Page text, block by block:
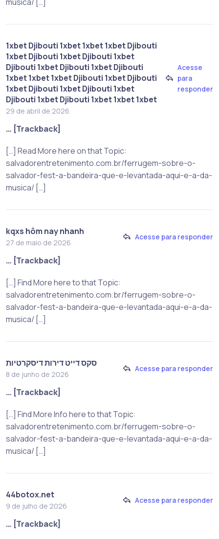
1xbet Djibouti 1xbet 1xbet 1xbet Djibouti
1xbet Djibouti 1xbet Djibouti 1xbet
Djibouti 1xbet Djibouti 1xbet Djibouti
1xbet 1xbet 1xbet Djibouti 1xbet Djibouti
1xbet Djibouti 1xbet Djibouti 1xbet
Djibouti 1xbet Djibouti 1xbet 1xbet 1xbet
29 de abril de 2026
Acesse
para
responder
… [Trackback]
[…] Read More here on that Topic:
salvadorentretenimento.com.br/ferrugem-sobre-o-
salvador-fest-a-bandeira-que-e-levantada-aqui-e-a-da-
musica/ […]
kqxs hôm nay nhanh
27 de maio de 2026
Acesse para responder
… [Trackback]
[…] Find More here to that Topic:
salvadorentretenimento.com.br/ferrugem-sobre-o-
salvador-fest-a-bandeira-que-e-levantada-aqui-e-a-da-
musica/ […]
סקס דייט דירות דיסקרטיות
8 de junho de 2026
Acesse para responder
… [Trackback]
[…] Find More Info here to that Topic:
salvadorentretenimento.com.br/ferrugem-sobre-o-
salvador-fest-a-bandeira-que-e-levantada-aqui-e-a-da-
musica/ […]
44botox.net
9 de julho de 2026
Acesse para responder
… [Trackback]